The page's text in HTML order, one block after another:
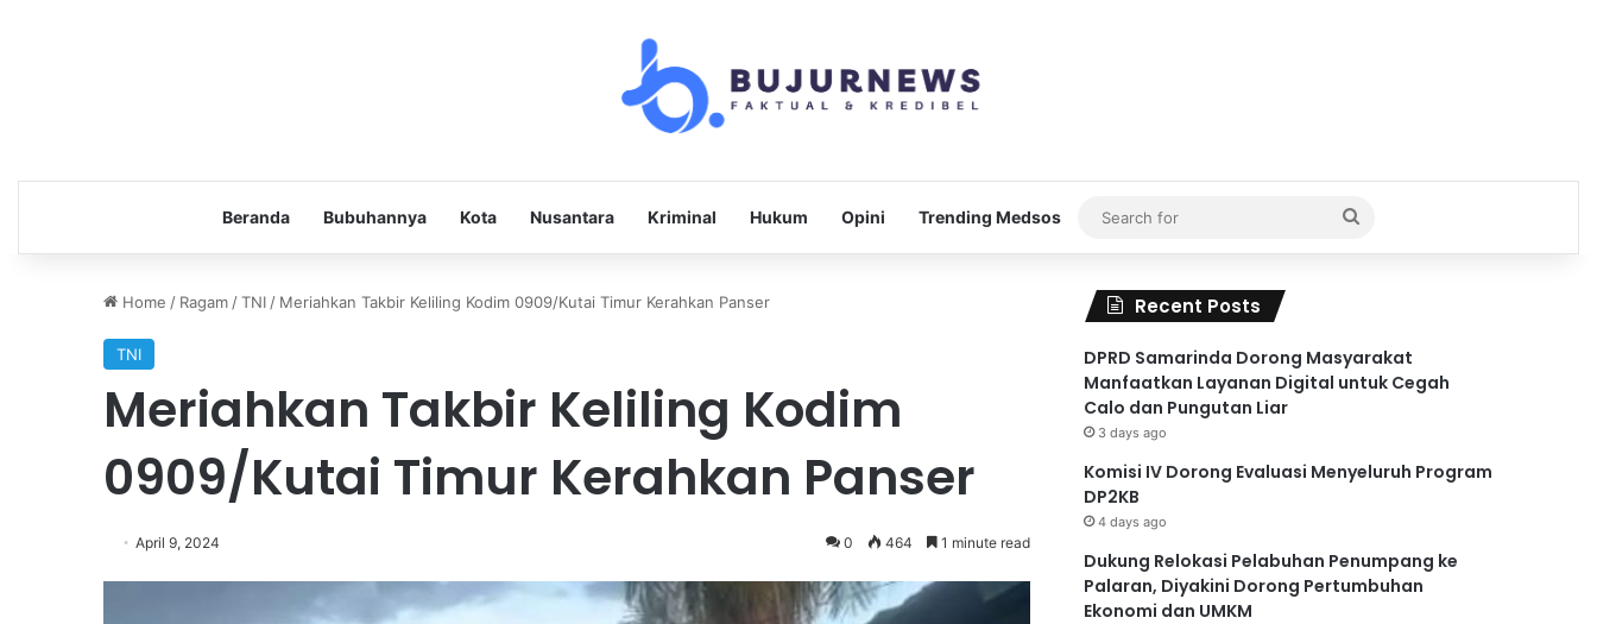
Beranda Bubuhannya Kota Nusantara Kriminal Hukum Opini Trending Medsos
Search
for
Home / Ragam /TNI / Meriahkan Takbir Keliling Kodim 0909/Kutai Timur Kerahkan Panser
TNI
Meriahkan Takbir Keliling Kodim
0909/Kutai Timur Kerahkan Panser
April 9, 2024 0 464 1 minute read
Recent Posts
DPRD Samarinda Dorong Masyarakat
Manfaatkan Layanan Digital untuk Cegah
Calo dan Pungutan Liar
3 days ago
Komisi IV Dorong Evaluasi Menyeluruh Program
DP2KB
4 days ago
Dukung Relokasi Pelabuhan Penumpang ke
Palaran, Diyakini Dorong Pertumbuhan
Ekonomi dan UMKM